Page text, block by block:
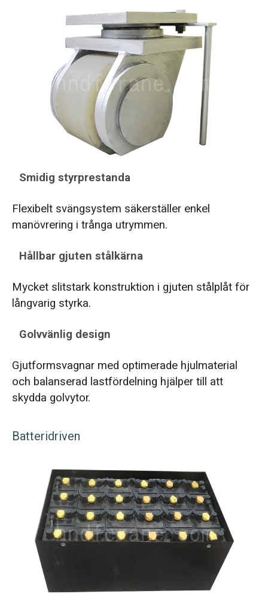
Smidig styrprestanda
Flexibelt svängsystem säkerställer enkel
manövrering i trånga utrymmen.
Hållbar gjuten stålkärna
Mycket slitstark konstruktion i gjuten stålplåt för
långvarig styrka.
Golvvänlig design
Gjutformsvagnar med optimerade hjulmaterial
och balanserad lastfördelning hjälper till att
skydda golvytor.
Batteridriven